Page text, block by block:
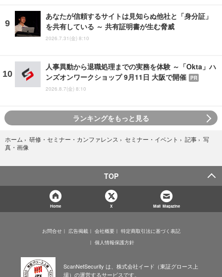
あなたが信頼するサイトは見知らぬ他社と「身分証」
を共有している ～ 共有証明書が生む脅威
2026.7.31(金) 8:10
人事異動から退職処理までの実務を体験 ～「Okta」ハ
ンズオンワークショップ 9月11日 大阪で開催 PR
2026.8.7(金) 8:10
ランキングをもっと見る
ホーム › 研修・セミナー・カンファレンス › セミナー・イベント › 記事 › 写
真・画像
TOP
Home X Mail Magazine
お問合せ 広告掲載 会社概要
特定商取引法に基づく表記
個人情報保護方針
ScanNetSecurity は、株式会社イード（東証グロース上
場）の運営するサービスです。